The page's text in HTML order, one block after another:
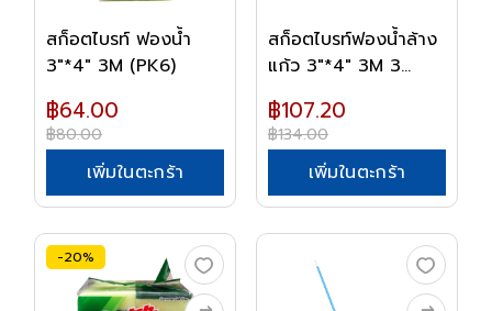
สก็อตไบรท์ ฟองน้ำ
3"*4" 3M (PK6)
฿64.00
฿80.00
เพิ่มในตะกร้า
สก็อตไบรท์ฟองน้ำล้าง
แก้ว 3"*4" 3M 3...
฿107.20
฿134.00
เพิ่มในตะกร้า
-20%